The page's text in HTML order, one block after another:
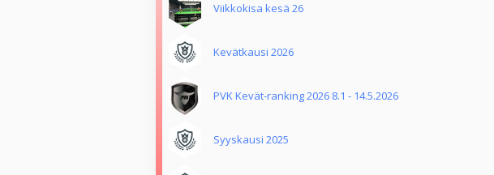
Viikkokisa kesä 26
Kevätkausi 2026
PVK Kevät-ranking 2026 8.1 - 14.5.2026
Syyskausi 2025